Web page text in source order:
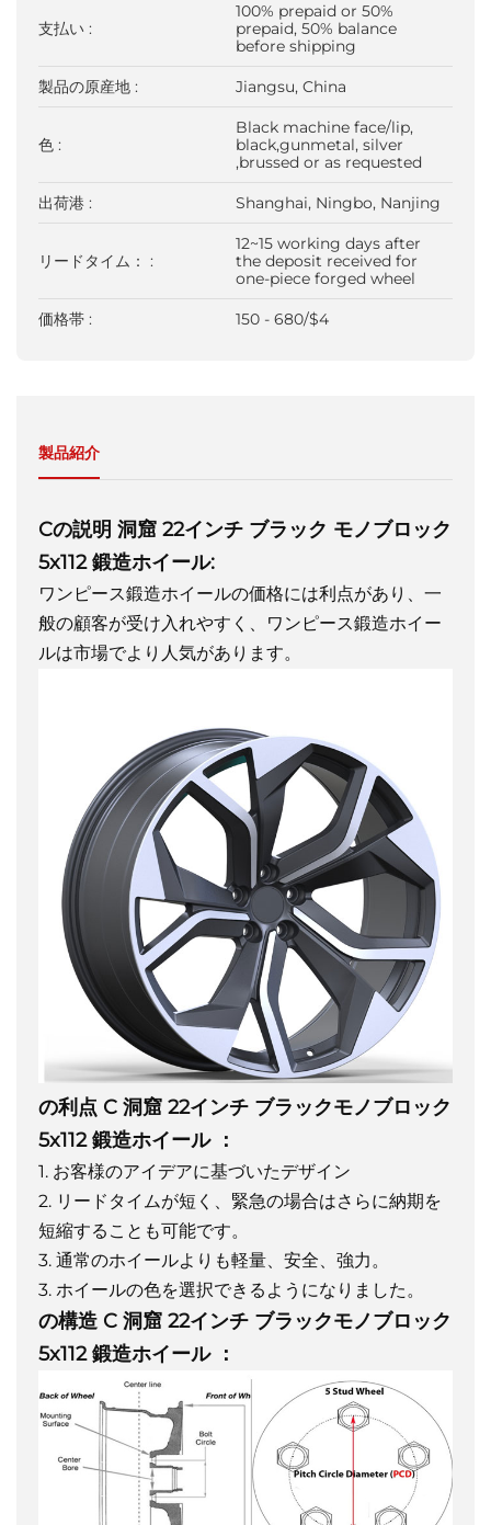
支払い :
100% prepaid or 50%
prepaid, 50% balance
before shipping
製品の原産地 : Jiangsu, China
色 :
Black machine face/lip,
black,gunmetal, silver
,brussed or as requested
出荷港 : Shanghai, Ningbo, Nanjing
リードタイム： :
12~15 working days after
the deposit received for
one-piece forged wheel
価格帯 : 150 - 680/$4
製品紹介
Cの説明 洞窟 22インチ ブラック モノブロック
5x112 鍛造ホイール:
ワンピース鍛造ホイールの価格には利点があり、一
般の顧客が受け入れやすく、ワンピース鍛造ホイー
ルは市場でより人気があります。
の利点 C 洞窟 22インチ ブラックモノブロック
5x112 鍛造ホイール ：
1. お客様のアイデアに基づいたデザイン
2. リードタイムが短く、緊急の場合はさらに納期を
短縮することも可能です。
3. 通常のホイールよりも軽量、安全、強力。
3. ホイールの色を選択できるようになりました。
の構造 C 洞窟 22インチ ブラックモノブロック
5x112 鍛造ホイール ：